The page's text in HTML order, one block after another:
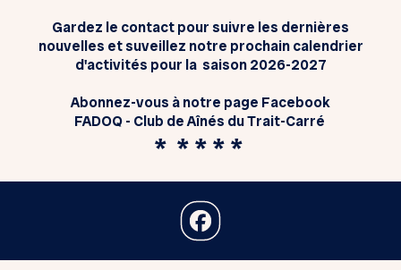
Gardez le contact pour suivre les dernières
nouvelles et suveillez notre prochain calendrier
d'activités pour la saison 2026-2027
Abonnez-vous à notre page Facebook
FADOQ - Club de Aînés du Trait-Carré
* * * * *